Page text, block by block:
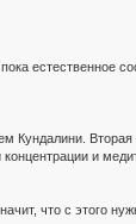
естественное
Кундалини.
и
что с этого